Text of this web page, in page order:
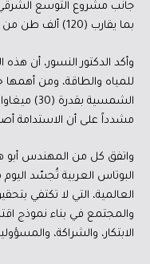
جانب مشروع التوسع الشرقي
بما يقارب (120) ألف طن من البوتاس سنوياً.
وأكد الدكتور النسور، أن
للمياه والطاقة، ومن
الشمسية
مشدداً على أن الاستدامة
واتفق كل من المهندس أبو
البوتاس العربية تُجسّد
العالمية، التي لا تكتفي
والمجتمع في بناء نموذج
الابتكار، والشراكة،